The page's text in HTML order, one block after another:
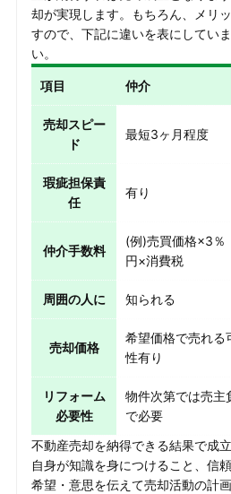
却が実現します。もちろん、メリ
すので、下記に違いを表にしてい
い。
項目 仲介
売却スピー
ド
最短3ヶ月程度
瑕疵担保責
任
有り
仲介手数料
(例)売買価格×3％
円×消費税
周囲の人に 知られる
売却価格
希望価格で売れる
性有り
リフォーム
必要性
物件次第では売主
で必要
不動産売却を納得できる結果で成
自身が知識を身につけること、信
希望・意思を伝えて売却活動の計